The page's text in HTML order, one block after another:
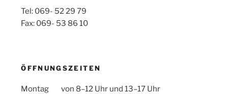
Tel: 069- 52 29 79
Fax: 069- 53 86 10
ÖFFNUNGSZEITEN
Montag von 8–12 Uhr und 13–17 Uhr